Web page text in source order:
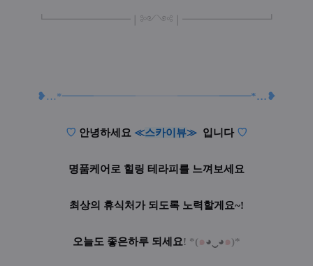
┗━━━━━━━━ ❘༻༺❘ ━━━━━━━━┛
❥…*━━━━━━━━━━━━━━━━━━*…❥
♡ 안녕하세요 ≪스카이뷰≫ 입니다 ♡
명품케어로 힐링 테라피를 느껴보세요
최상의 휴식처가 되도록 노력할게요~!
오늘도 좋은하루 되세요! *(๑◕‿◕๑)*